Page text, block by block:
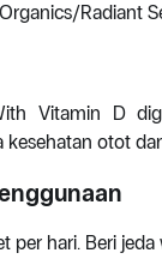
Radiant
Vitamin D
otot
per hari. Beri